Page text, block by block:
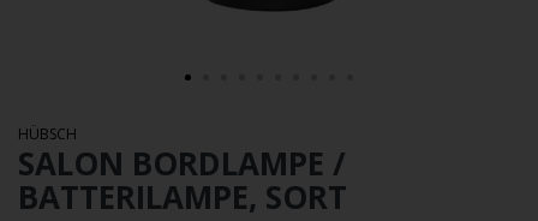
HÜBSCH
SALON BORDLAMPE /
BATTERILAMPE, SORT